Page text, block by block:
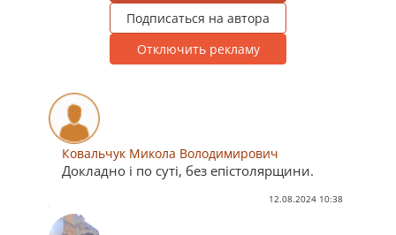
Подписаться на автора
Отключить рекламу
Ковальчук Микола Володимирович
Докладно і по суті, без епістолярщини.
12.08.2024 10:38